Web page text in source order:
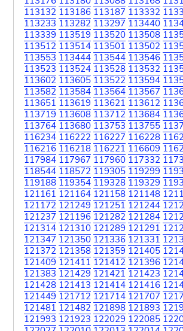
113132 113186 113187 113332
113233 113282 113297 113440
113339 113519 113520 113508
113512 113514 113501 113502
113553 113444 113544 113546
113523 113524 113528 113532
113602 113605 113522 113594
113582 113584 113564 113567
113651 113619 113621 113612
113719 113608 113712 113684
113764 113680 113753 113755
116234 116222 116227 116228
116216 116218 116221 116609
117984 117967 117960 117332
118544 118572 119305 119299
119188 119354 119328 119329
121161 121164 121158 121148
121172 121249 121251 121244
121237 121196 121282 121284
121314 121310 121289 121291
121347 121350 121336 121331
121372 121358 121359 121405
121409 121411 121412 121396
121383 121429 121421 121423
121428 121413 121414 121416
121449 121712 121714 121707
121481 121482 121898 121893
121993 121923 122029 122085